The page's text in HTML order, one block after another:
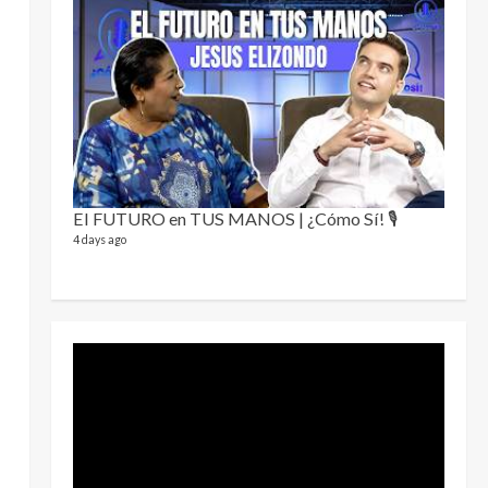
El FUTURO en TUS MANOS | ¿Cómo Sí! 🎙️
4 days ago
1 year